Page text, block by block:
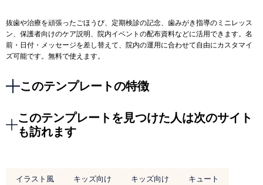
抜歯や治療を頑張ったごほうび、定期検診の記念、歯みがき指導のミニレッス
ン、保護者向けのケア説明、院内イベントの配布資料などに活用できます。名
前・日付・メッセージを差し替えて、院内の運用に合わせて自由にカスタマイ
ズ可能です。無料で使えます。
このテンプレートの特徴
このテンプレートを見つけた人は次のサイト
も訪れます
イラスト風 キッズ向け キッズ向け
キュート